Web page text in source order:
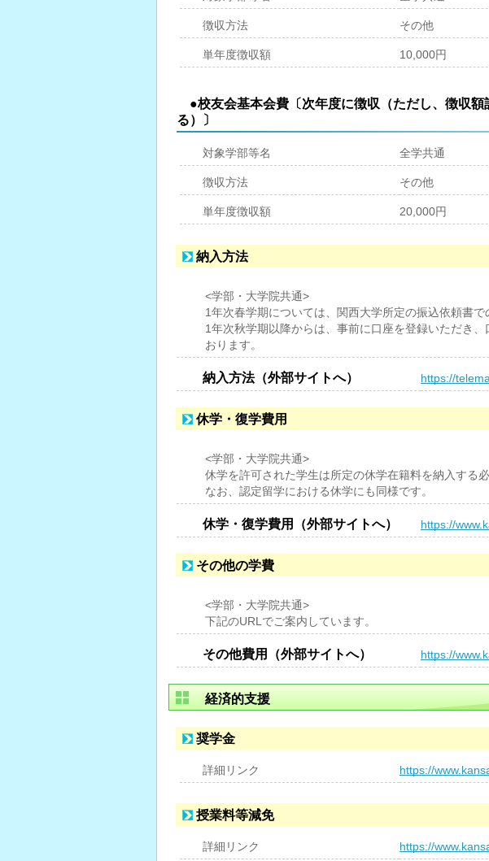
徴収方法 その他
単年度徴収額 10,000円
●校友会基本会費〔次年度に徴収（ただし、徴収
る）〕
対象学部等名 全学共通
徴収方法 その他
単年度徴収額 20,000円
納入方法
<学部・大学院共通>
1年次春学期については、関西大学所定の振込依頼書で
1年次秋学期以降からは、事前に口座を登録いただき
おります。
納入方法（外部サイトへ） https://
休学・復学費用
<学部・大学院共通>
休学を許可された学生は所定の休学在籍料を納入する必
なお、認定留学における休学にも同様です。
休学・復学費用（外部サイトへ） https://
その他の学費
<学部・大学院共通>
下記のURLでご案内しています。
その他費用（外部サイトへ） https://
経済的支援
奨学金
詳細リンク https://
授業料等減免
詳細リンク https://